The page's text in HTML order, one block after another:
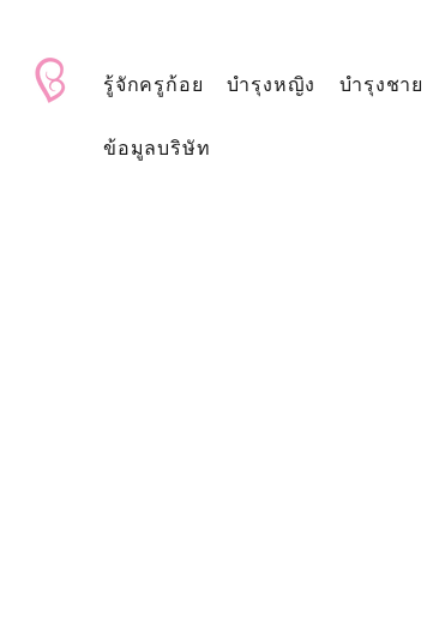
รู้จักครูก้อย บำรุงหญิง บำรุงชาย
ข้อมูลบริษัท